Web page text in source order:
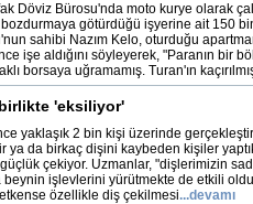
Döviz Bürosu'nda moto kurye olarak
bozdurmaya götürdüğü işyerine ait 150
sahibi Nazım Kelo, oturduğu
işe aldığını söyleyerek, "Paranın bir
borsaya uğramamış. Turan'ın
'eksiliyor'
yaklaşık 2 bin kişi üzerinde
ya da birkaç dişini kaybeden kişiler
çekiyor. Uzmanlar, "dişlerimizin
işlevlerini yürütmekte de etkili
özellikle diş çekilmesi...devamı